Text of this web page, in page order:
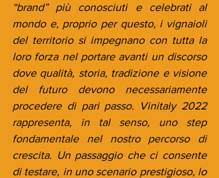
“brand” più conosciuti e celebrati al
mondo e, proprio per questo, i vignaioli
del territorio si impegnano con tutta la
loro forza nel portare avanti un discorso
dove qualità, storia, tradizione e visione
del futuro devono necessariamente
procedere di pari passo. Vinitaly 2022
rappresenta, in tal senso, uno step
fondamentale nel nostro percorso di
crescita. Un passaggio che ci consente
di testare, in uno scenario prestigioso, lo